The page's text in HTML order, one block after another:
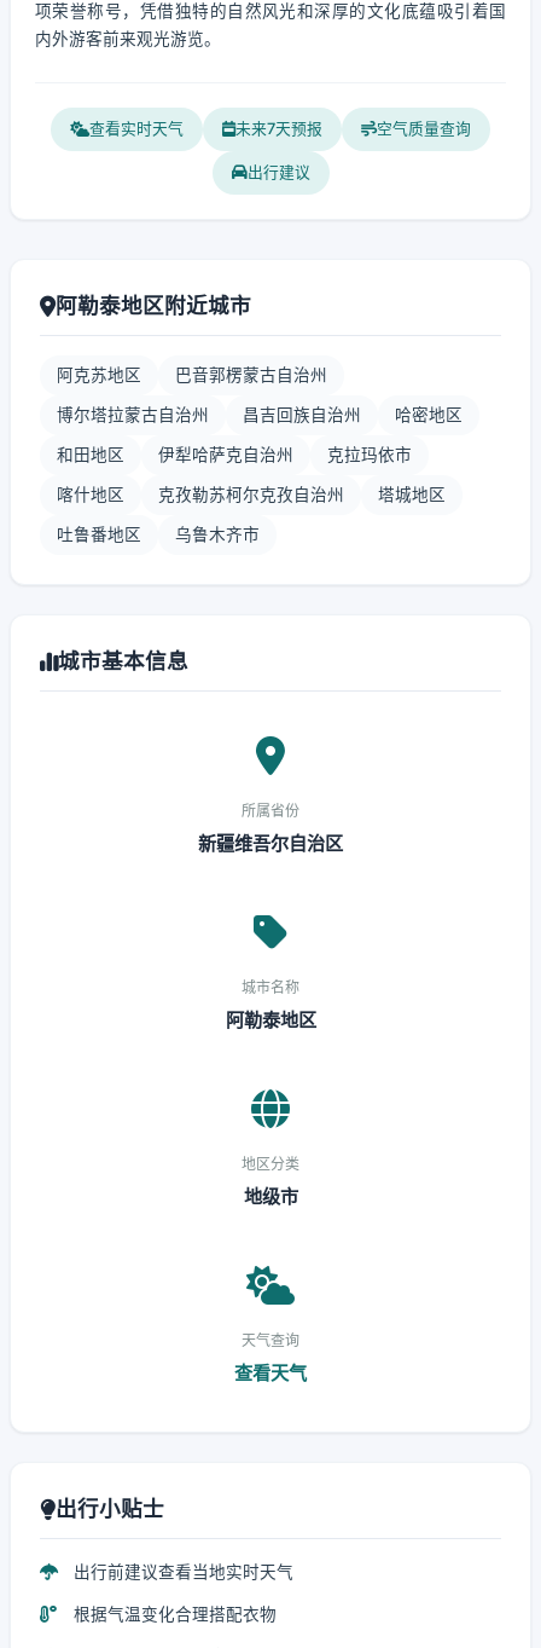
项荣誉称号，凭借独特的自然风光和深厚的文化底蕴吸引着国
内外游客前来观光游览。
查看实时天气 未来7天预报 空气质量查询
出行建议
阿勒泰地区附近城市
阿克苏地区 巴音郭楞蒙古自治州
博尔塔拉蒙古自治州 昌吉回族自治州 哈密地区
和田地区 伊犁哈萨克自治州 克拉玛依市
喀什地区 克孜勒苏柯尔克孜自治州 塔城地区
吐鲁番地区 乌鲁木齐市
城市基本信息
所属省份
新疆维吾尔自治区
城市名称
阿勒泰地区
地区分类
地级市
天气查询
查看天气
出行小贴士
出行前建议查看当地实时天气
根据气温变化合理搭配衣物